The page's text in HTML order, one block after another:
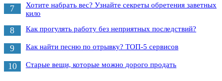
7
Хотите набрать вес? Узнайте секреты обретения заветных
кило
8 Как прогулять работу без неприятных последствий?
9 Как найти песню по отрывку? ТОП-5 сервисов
10 Старые вещи, которые можно дорого продать